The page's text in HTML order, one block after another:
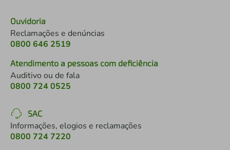
Ouvidoria
Reclamações e denúncias
0800 646 2519
Atendimento a pessoas com deficiência
Auditivo ou de fala
0800 724 0525
SAC
Informações, elogios e reclamações
0800 724 7220